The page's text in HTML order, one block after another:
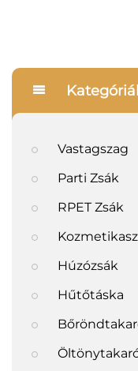
Vastagszag
Parti Zsák
RPET Zsák
Húzózsák
Hűtőtáska